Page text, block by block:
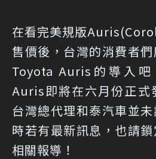
在看完美規版
售價後，台灣的消費者
Toyota Auris的導入
Auris即將在六月份正式
台灣總代理和泰汽車並
時若有最新訊息，也請
相關報導！